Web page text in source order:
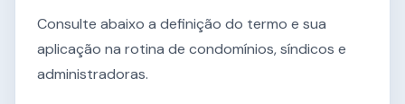
Consulte abaixo a definição do termo e sua
aplicação na rotina de condomínios, síndicos e
administradoras.